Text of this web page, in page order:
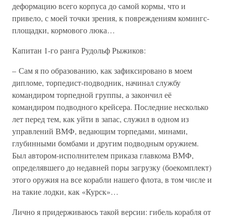
деформацию всего корпуса до самой кормы, что и
привело, с моей точки зрения, к повреждениям комингс-
площадки, кормового люка…
Капитан 1-го ранга Рудольф Рыжиков:
– Сам я по образованию, как зафиксировано в моем
дипломе, торпедист-подводник, начинал службу
командиром торпедной группы, а закончил её
командиром подводного крейсера. Последние несколько
лет перед тем, как уйти в запас, служил в одном из
управлений ВМФ, ведающим торпедами, минами,
глубинными бомбами и другим подводным оружием.
Был автором-исполнителем приказа главкома ВМФ,
определявшего до недавней поры загрузку (боекомплект)
этого оружия на все корабли нашего флота, в том числе и
на такие лодки, как «Курск»…
Лично я придерживаюсь такой версии: гибель корабля от